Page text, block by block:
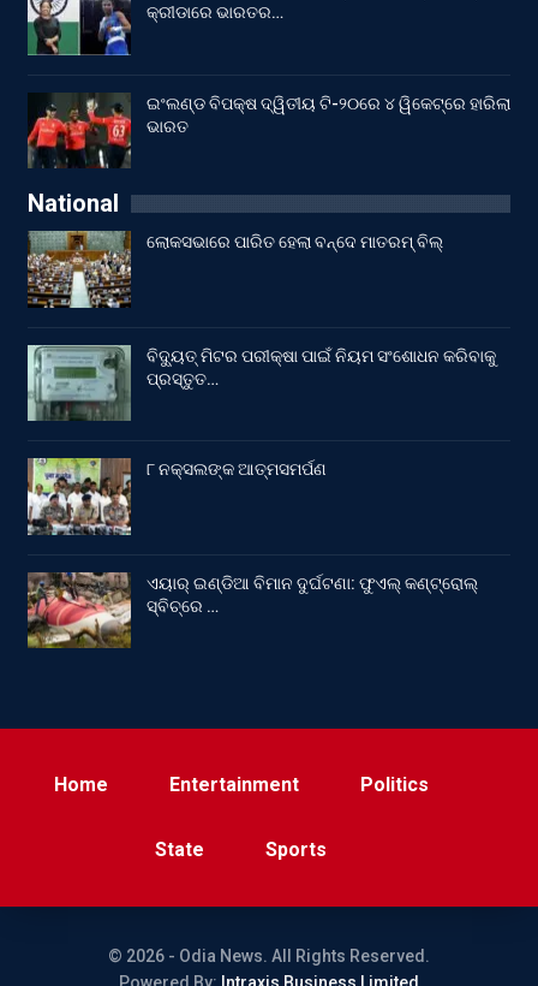
କ୍ରୀଡାରେ ଭାରତର…
ଇଂଲଣ୍ଡ ବିପକ୍ଷ ଦ୍ୱିତୀୟ ଟି-୨୦ରେ ୪ ୱିକେଟ୍‌ରେ ହାରିଲା
ଭାରତ
National
ଲୋକସଭାରେ ପାରିତ ହେଲା ବନ୍ଦେ ମାତରମ୍‌ ବିଲ୍‌
ବିଦ୍ୟୁତ୍ ମିଟର ପରୀକ୍ଷା ପାଇଁ ନିୟମ ସଂଶୋଧନ କରିବାକୁ
ପ୍ରସ୍ତୁତ…
୮ ନକ୍ସଲଙ୍କ ଆତ୍ମସମର୍ପଣ
ଏୟାର୍ ଇଣ୍ଡିଆ ବିମାନ ଦୁର୍ଘଟଣା: ଫୁଏଲ୍‌ କଣ୍ଟ୍ରୋଲ୍‌
ସ୍ବିଚ୍‌ରେ …
Home Entertainment Politics
State Sports
© 2026 - Odia News. All Rights Reserved.